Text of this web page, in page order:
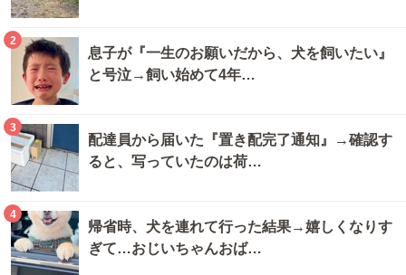
2
息子が『一生のお願いだから、犬を飼いたい』
と号泣→飼い始めて4年…
3
配達員から届いた『置き配完了通知』→確認す
ると、写っていたのは荷…
4
帰省時、犬を連れて行った結果→嬉しくなりす
ぎて…おじいちゃんおば…